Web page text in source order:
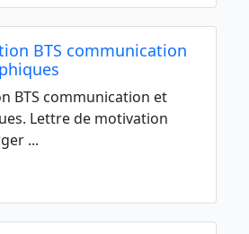
BTS communication
BTS communication et
Lettre de motivation
...